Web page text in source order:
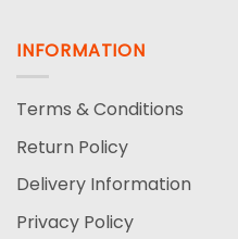
INFORMATION
Terms & Conditions
Return Policy
Delivery Information
Privacy Policy